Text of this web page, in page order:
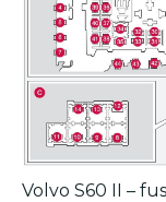
Volvo S60 II –